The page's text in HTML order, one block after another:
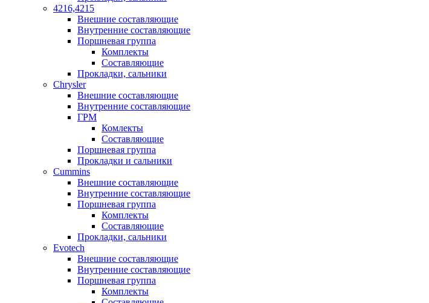
4216,4215
Внешние составляющие
Внутренние составляющие
Поршневая группа
Комплекты
Составляющие
Прокладки, сальники
Chrysler
Внешние составляющие
Внутренние составляющие
ГРМ
Комлекты
Составляющие
Поршневая группа
Прокладки и сальники
Cummins
Внешние составляющие
Внутренние составляющие
Поршневая группа
Комплекты
Составляющие
Прокладки, сальники
Evotech
Внешние составляющие
Внутренние составляющие
Поршневая группа
Комплекты